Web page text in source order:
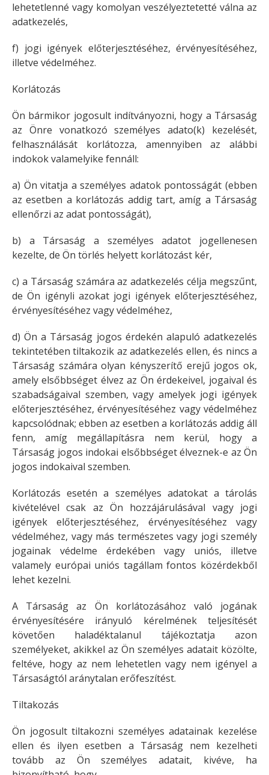
lehetetlenné vagy komolyan veszélyeztetetté válna az
adatkezelés,
f) jogi igények előterjesztéséhez, érvényesítéséhez,
illetve védelméhez.
Korlátozás
Ön bármikor jogosult indítványozni, hogy a Társaság
az Önre vonatkozó személyes adato(k) kezelését,
felhasználását korlátozza, amennyiben az alábbi
indokok valamelyike fennáll:
a) Ön vitatja a személyes adatok pontosságát (ebben
az esetben a korlátozás addig tart, amíg a Társaság
ellenőrzi az adat pontosságát),
b) a Társaság a személyes adatot jogellenesen
kezelte, de Ön törlés helyett korlátozást kér,
c) a Társaság számára az adatkezelés célja megszűnt,
de Ön igényli azokat jogi igények előterjesztéséhez,
érvényesítéséhez vagy védelméhez,
d) Ön a Társaság jogos érdekén alapuló adatkezelés
tekintetében tiltakozik az adatkezelés ellen, és nincs a
Társaság számára olyan kényszerítő erejű jogos ok,
amely elsőbbséget élvez az Ön érdekeivel, jogaival és
szabadságaival szemben, vagy amelyek jogi igények
előterjesztéséhez, érvényesítéséhez vagy védelméhez
kapcsolódnak; ebben az esetben a korlátozás addig áll
fenn, amíg megállapításra nem kerül, hogy a
Társaság jogos indokai elsőbbséget élveznek-e az Ön
jogos indokaival szemben.
Korlátozás esetén a személyes adatokat a tárolás
kivételével csak az Ön hozzájárulásával vagy jogi
igények előterjesztéséhez, érvényesítéséhez vagy
védelméhez, vagy más természetes vagy jogi személy
jogainak védelme érdekében vagy uniós, illetve
valamely európai uniós tagállam fontos közérdekből
lehet kezelni.
A Társaság az Ön korlátozásához való jogának
érvényesítésére irányuló kérelmének teljesítését
követően haladéktalanul tájékoztatja azon
személyeket, akikkel az Ön személyes adatait közölte,
feltéve, hogy az nem lehetetlen vagy nem igényel a
Társaságtól aránytalan erőfeszítést.
Tiltakozás
Ön jogosult tiltakozni személyes adatainak kezelése
ellen és ilyen esetben a Társaság nem kezelheti
tovább az Ön személyes adatait, kivéve, ha